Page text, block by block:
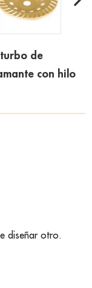
de
con hilo
diseñar otro.